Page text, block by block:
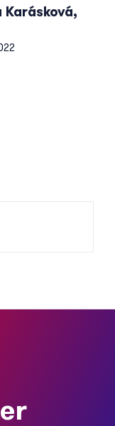
Karásková,